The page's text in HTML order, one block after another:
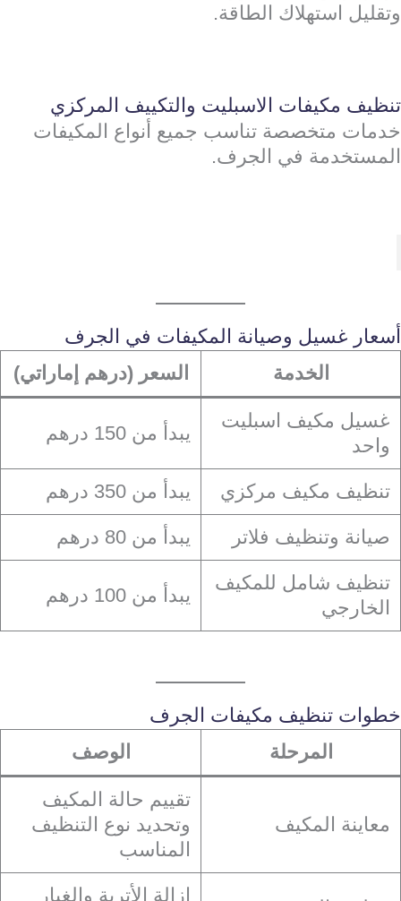
وتقليل استهلاك الطاقة.
تنظيف مكيفات الاسبليت والتكييف المركزي
خدمات متخصصة تناسب جميع أنواع المكيفات
المستخدمة في الجرف.
أسعار غسيل وصيانة المكيفات في الجرف
الخدمة
السعر (درهم إماراتي)
غسيل مكيف اسبليت
واحد
يبدأ من 150 درهم
تنظيف مكيف مركزي يبدأ من 350 درهم
صيانة وتنظيف فلاتر يبدأ من 80 درهم
تنظيف شامل للمكيف
الخارجي
يبدأ من 100 درهم
خطوات تنظيف مكيفات الجرف
المرحلة
الوصف
معاينة المكيف
تقييم حالة المكيف
وتحديد نوع التنظيف
المناسب
إزالة الأتربة والغبار